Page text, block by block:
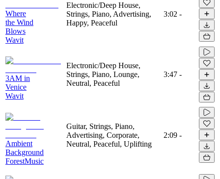
Where
the Wind
Blows
Wavit
Electronic/Deep House,
Strings, Piano, Advertising,
Happy, Peaceful
3:02 -
3AM in
Venice
Wavit
Electronic/Deep House,
Strings, Piano, Lounge,
Neutral, Peaceful
3:47 -
Ambient
Background
ForestMusic
Guitar, Strings, Piano,
Advertising, Corporate,
Neutral, Peaceful, Uplifting
2:09 -